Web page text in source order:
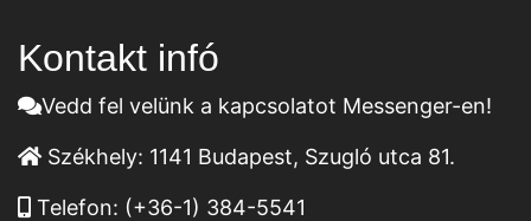
Kontakt infó
Vedd fel velünk a kapcsolatot Messenger-en!
Székhely: 1141 Budapest, Szugló utca 81.
Telefon: (+36-1) 384-5541